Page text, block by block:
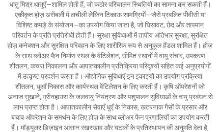
धातु मिश्र धातुएँ—शामिल होती हैं, जो कठोर परिचालन स्थितियों का सामना कर सकती हैं।
एकीकृत होज़ असेंबली में लचीली लेकिन टिकाऊ सामग्रियों—जैसे प्रबलित पीवीसी या
विशिष्ट कपड़े के संयोजन—का उपयोग किया जाता है, जो घिसावट, छेद और तापमान
परिवर्तन के प्रति प्रतिरोधी होती हैं। सुरक्षा सुविधाओं में तापीय अतिभार सुरक्षा, सुरक्षित
होज़ कनेक्शन और सुरक्षित परिवहन के लिए शारीरिक रूप से अनुकूल हैंडल शामिल हैं। होज़
के साथ ब्लोअर फैन निर्माण स्थल के वेंटिलेशन, सीमित स्थानों में वायु संचार, उपकरण
शीतलन, कचरा निकालना और आपातकालीन प्रतिक्रिया परिदृश्यों सहित कई अनुप्रयोगों
में उत्कृष्ट प्रदर्शन करता है। औद्योगिक सुविधाएँ इन इकाइयों का उपयोग प्रक्रिया
शीतलन, धुआँ निकास और कार्यस्थल वेंटिलेशन के लिए करती हैं। कृषि ऑपरेशनों को
अनाज सुखाने, ग्रीनहाउस के जलवायु नियंत्रण और पशुपालन सुविधाओं के वायु प्रबंधन से
लाभ प्राप्त होता है। आपातकालीन सेवाएँ धुएँ के निकास, खतरनाक गैसों के प्रसार और
बचाव ऑपरेशन के समर्थन के लिए होज़ के साथ ब्लोअर फैन प्रणालियों का उपयोग करती
हैं। मॉड्यूलर डिज़ाइन आसान रखरखाव और घटकों के प्रतिस्थापन की अनुमति देता है,